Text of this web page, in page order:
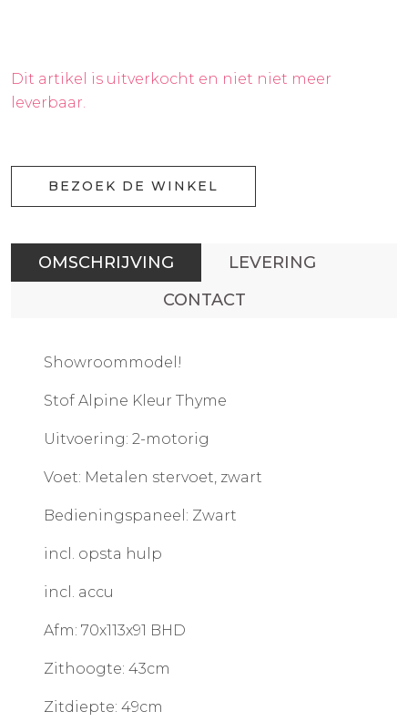
Dit artikel is uitverkocht en niet niet meer
leverbaar.
BEZOEK DE WINKEL
OMSCHRIJVING
LEVERING
CONTACT
Showroommodel!
Stof Alpine Kleur Thyme
Uitvoering: 2-motorig
Voet: Metalen stervoet, zwart
Bedieningspaneel: Zwart
incl. opsta hulp
incl. accu
Afm: 70x113x91 BHD
Zithoogte: 43cm
Zitdiepte: 49cm